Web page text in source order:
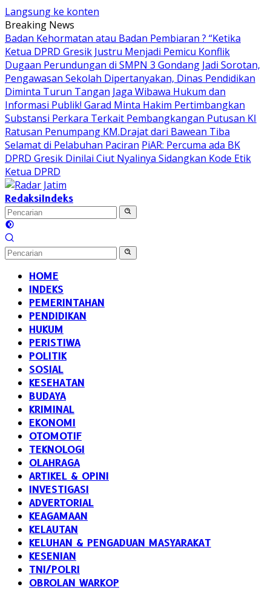
Langsung ke konten
Breaking News
Badan Kehormatan atau Badan Pembiaran ? “Ketika
Ketua DPRD Gresik Justru Menjadi Pemicu Konflik
Dugaan Perundungan di SMPN 3 Gondang Jadi Sorotan,
Pengawasan Sekolah Dipertanyakan, Dinas Pendidikan
Diminta Turun Tangan Jaga Wibawa Hukum dan
Informasi Publik! Garad Minta Hakim Pertimbangkan
Substansi Perkara Terkait Pembangkangan Putusan KI
Ratusan Penumpang KM.Drajat dari Bawean Tiba
Selamat di Pelabuhan Paciran PiAR: Percuma ada BK
DPRD Gresik Dinilai Ciut Nyalinya Sidangkan Kode Etik
Ketua DPRD
RedaksiIndeks
HOME
INDEKS
PEMERINTAHAN
PENDIDIKAN
HUKUM
PERISTIWA
POLITIK
SOSIAL
KESEHATAN
BUDAYA
KRIMINAL
EKONOMI
OTOMOTIF
TEKNOLOGI
OLAHRAGA
ARTIKEL & OPINI
INVESTIGASI
ADVERTORIAL
KEAGAMAAN
KELAUTAN
KELUHAN & PENGADUAN MASYARAKAT
KESENIAN
TNI/POLRI
OBROLAN WARKOP